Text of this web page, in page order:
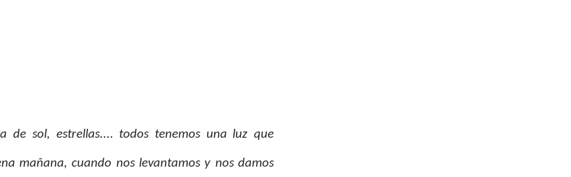
de sol, estrellas.... todos tenemos una luz que
mañana, cuando nos levantamos y nos damos